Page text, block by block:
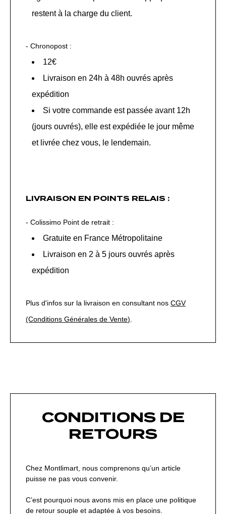
restent à la charge du client.
- Chronopost :
12€
Livraison en 24h à 48h ouvrés après
expédition
Si votre commande est passée avant 12h
(jours ouvrés), elle est expédiée le jour même
et livrée chez vous, le lendemain.
LIVRAISON EN POINTS RELAIS :
- Colissimo Point de retrait :
Gratuite en France Métropolitaine
Livraison en 2 à 5 jours ouvrés après
expédition
Plus d'infos sur la livraison en consultant nos CGV
(Conditions Générales de Vente)
CONDITIONS DE
RETOURS
Chez Montlimart, nous comprenons qu’un article
puisse ne pas vous convenir.
C’est pourquoi nous avons mis en place une politique
de retour souple et adaptée à vos besoins.